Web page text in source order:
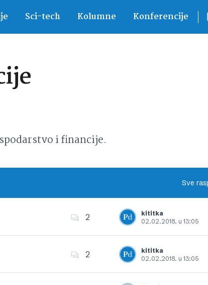
Sci-tech Kolumne Konferencije
i financije.
Sve
2
kititka
02.02.2018. u 13:05
Dodajte u favorite
2
kititka
02.02.2018. u 13:05